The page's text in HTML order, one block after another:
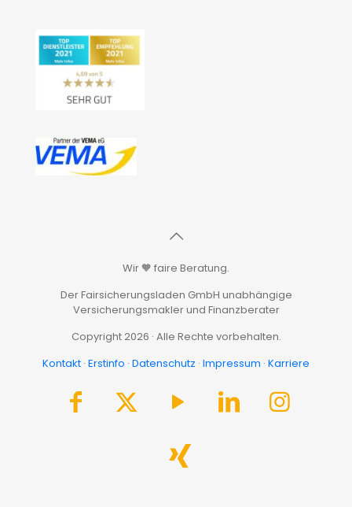
Wir 🧡 faire Beratung.
Der Fairsicherungsladen GmbH unabhängige
Versicherungsmakler und Finanzberater
Copyright 2026 · Alle Rechte vorbehalten.
Kontakt · Erstinfo · Datenschutz · Impressum · Karriere